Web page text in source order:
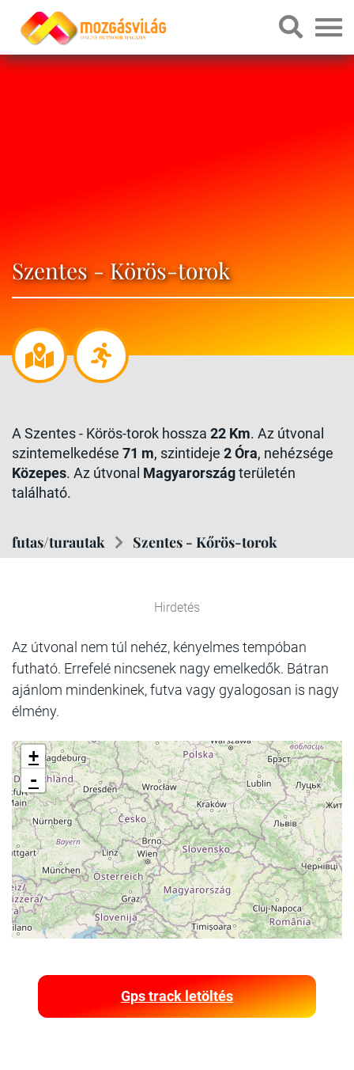
Szentes - Körös-torok
A Szentes - Körös-torok hossza 22 Km. Az útvonal
szintemelkedése 71 m, szintideje 2 Óra, nehézsége
Közepes. Az útvonal Magyarországterületén
található.
futas/turautak Szentes - Kőrös-torok
Hirdetés
Az útvonal nem túl nehéz, kényelmes tempóban
futható. Errefelé nincsenek nagy emelkedők. Bátran
ajánlom mindenkinek, futva vagy gyalogosan is nagy
élmény.
+
-
Gps track letöltés